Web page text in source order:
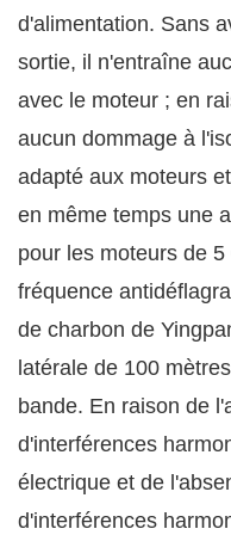
d'alimentation. Sans
sortie, il n'entraîne
avec le moteur ; en
aucun dommage à
adapté aux moteurs
en même temps une
pour les moteurs de
fréquence
de charbon de
latérale de 100
bande. En raison de
d'interférences
électrique et de
d'interférences